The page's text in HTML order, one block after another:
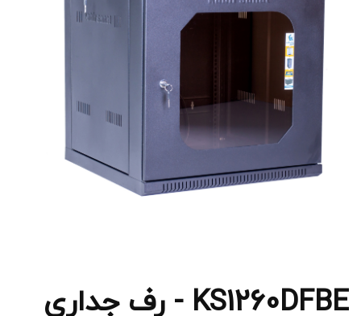
KS1260DFBE - رف جداری